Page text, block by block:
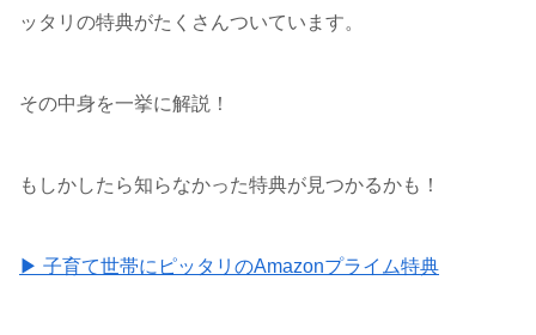
ッタリの特典がたくさんついています。
その中身を一挙に解説！
もしかしたら知らなかった特典が見つかるかも！
▶ 子育て世帯にピッタリのAmazonプライム特典